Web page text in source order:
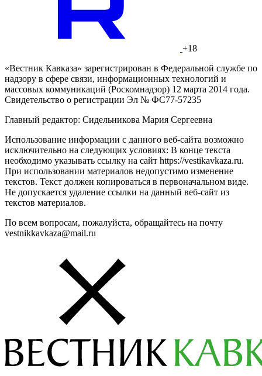
+18
«Вестник Кавказа» зарегистрирован в Федеральной службе по
надзору в сфере связи, информационных технологий и
массовых коммуникаций (Роскомнадзор) 12 марта 2014 года.
Свидетельство о регистрации Эл № ФС77-57235
Главный редактор: Сидельникова Мария Сергеевна
Использование информации с данного веб-сайта возможно
исключительно на следующих условиях: В конце текста
необходимо указывать ссылку на сайт https://vestikavkaza.ru.
При использовании материалов недопустимо изменение
текстов. Текст должен копироваться в первоначальном виде.
Не допускается удаление ссылки на данный веб-сайт из
текстов материалов.
По всем вопросам, пожалуйста, обращайтесь на почту
vestnikkavkaza@mail.ru